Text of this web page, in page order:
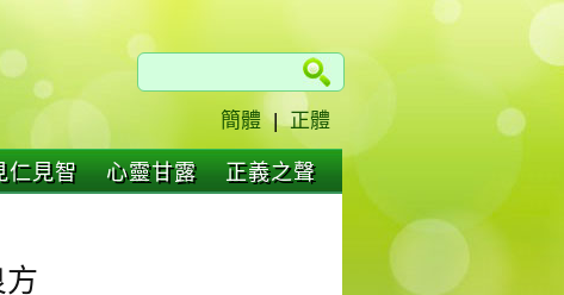
簡體 | 正體
仁見智 心靈甘露 正義之聲